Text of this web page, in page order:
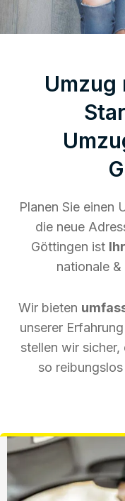
Umzug
Planen Sie einen
die neue
Göttingen ist
nationale
Wir bieten
unserer
stellen wir
so